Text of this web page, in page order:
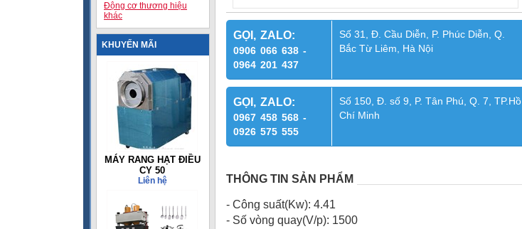
Động cơ thương hiệu
khác
KHUYẾN MÃI
MÁY RANG HẠT ĐIỀU
CY 50
Liên hệ
GỌI, ZALO:
0906 066 638 -
0964 201 437
Số 31, Đ. Cầu Diễn, P. Phúc Diễn, Q.
Bắc Từ Liêm, Hà Nội
GỌI, ZALO:
0967 458 568 -
0926 575 555
Số 150, Đ. số 9, P. Tân Phú, Q. 7, TP.Hồ
Chí Minh
THÔNG TIN SẢN PHẨM
- Công suất(Kw): 4.41
- Số vòng quay(V/p): 1500